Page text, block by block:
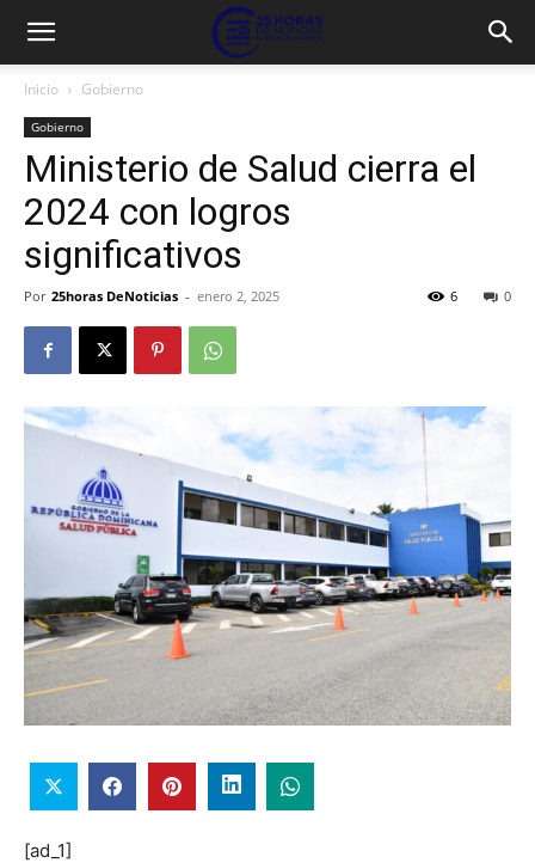
Inicio Gobierno
Gobierno
Ministerio de Salud cierra el
2024 con logros
significativos
Por 25horas DeNoticias - enero 2, 2025 0
6
[ad_1]